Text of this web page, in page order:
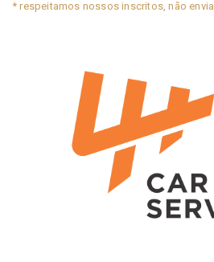
* respeitamos nossos inscritos, não